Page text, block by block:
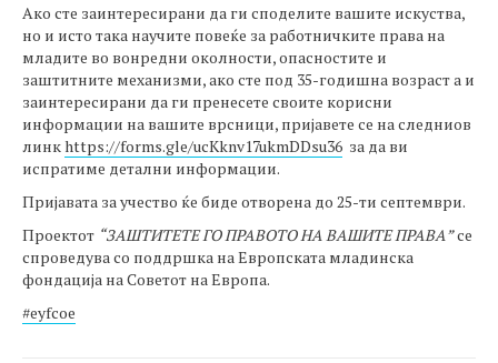
Ако сте заинтересирани да ги споделите вашите искуства,
но и исто така научите повеќе за работничките права на
младите во вонредни околности, опасностите и
заштитните механизми, ако сте под 35-годишна возраст а и
заинтересирани да ги пренесете своите корисни
информации на вашите врсници, пријавете се на следниов
линкhttps://forms.gle/ucKknv17ukmDDsu36 за да ви
испратиме детални информации.
Пријавата за учество ќе биде отворена до 25-ти септември.
Проектот “ЗАШТИТЕТЕ ГО ПРАВОТО НА ВАШИТЕ ПРАВА”се
спроведува со поддршка на Европската младинска
фондација на Советот на Европа.
#eyfcoe